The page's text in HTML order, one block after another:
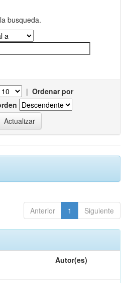
busqueda.
| Ordenar por
Anterior 1 Siguiente
Autor(es)